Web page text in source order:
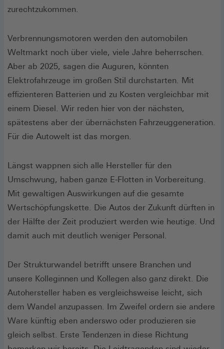
zurechtzukommen.
Verbrennungsmotoren werden den automobilen
Weltmarkt noch über viele, viele Jahre beherrschen.
Aber ab 2025, sagen die Auguren, könnten
Elektrofahrzeuge im großen Stil durchstarten. Mit
effizienteren Batterien und zu Kosten vergleichbar mit
einem Diesel. Wir reden hier von der nächsten,
spätestens aber der übernächsten Fahrzeuggenera­tion.
Für die Autowelt ist das morgen.
Längst wappnen sich alle Hersteller für den
Umschwung, haben ganze E-Flotten in Vorbereitung.
Mit gewaltigen Auswirkungen auf die gesamte
Wertschöpfungskette. Die Autos der Zukunft dürften in
der Hälfte der Zeit produziert werden wie heutige. Und
damit auch mit deutlich weniger Personal.
Der Strukturwandel betrifft unsere Branchen und
unsere Kolleginnen und Kollegen also ganz direkt. Die
Autohersteller haben es vergleichsweise leicht, sich
dem Wandel anzupassen. Im Zweifel ordern sie andere
Ware künftig eben anderswo oder produzieren sie
gleich selbst. Erste Tendenzen in diese Richtung